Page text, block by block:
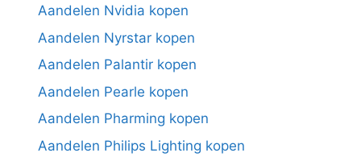
Aandelen Nvidia kopen
Aandelen Nyrstar kopen
Aandelen Palantir kopen
Aandelen Pearle kopen
Aandelen Pharming kopen
Aandelen Philips Lighting kopen